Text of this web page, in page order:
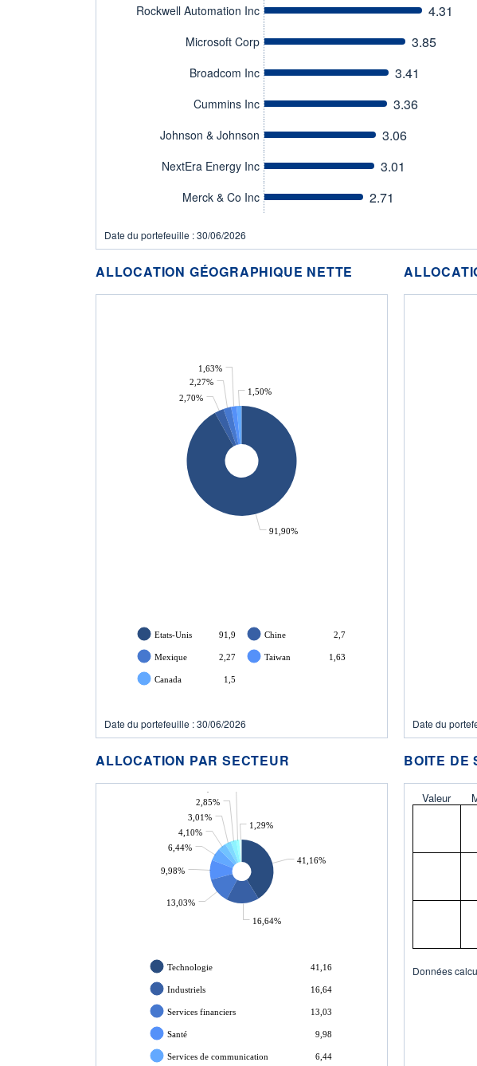
Rockwell Automation Inc 4.31
Microsoft Corp 3.85
Broadcom Inc 3.41
Cummins Inc 3.36
Johnson & Johnson 3.06
NextEra Energy Inc 3.01
Merck & Co Inc 2.71
Date du portefeuille : 30/06/2026
ALLOCATION GÉOGRAPHIQUE NETTE
91,90%
2,70%
2,27%
1,63%
1,50%
Etats-Unis 91,9 Chine 2,7
Mexique 2,27 Taiwan 1,63
Canada 1,5
Date du portefeuille : 30/06/2026 Date du
ALLOCATION PAR SECTEUR
41,16%
16,64%
13,03%
9,98%
6,44%
4,10%
3,01%
2,85%
1,29%
Technologie 41,16
Industriels 16,64
Services financiers 13,03
Santé 9,98
Services de communication 6,44
BOITE DE
Valeur
Données